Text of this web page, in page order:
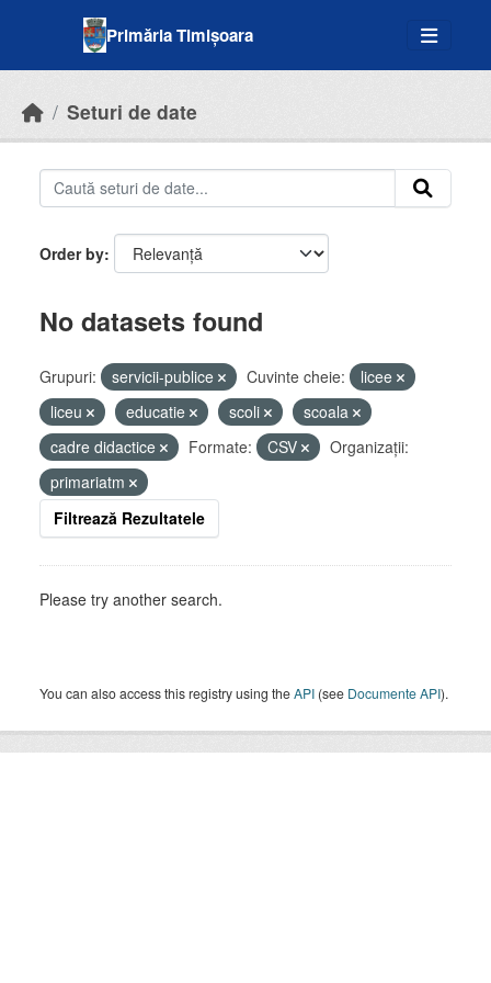
Primăria Timișoara
Seturi de date
Order by
No datasets found
Grupuri: servicii-publice Cuvinte cheie:
licee
liceu
educatie scoli
scoala
cadre didactice
Formate: CSV
Organizații:
primariatm
Filtrează Rezultatele
Please try another search.
You can also access this registry using theAPI (see Documente API).